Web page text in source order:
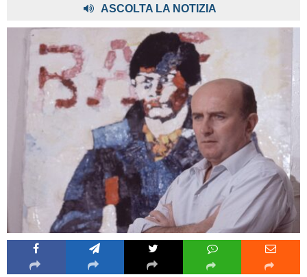
ASCOLTA LA NOTIZIA